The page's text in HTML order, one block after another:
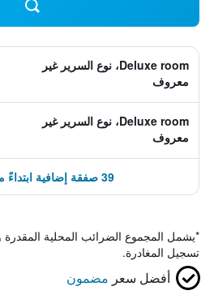
Deluxe room، نوع السرير غير
معروف
Deluxe room، نوع السرير غير
معروف
39 صفقة إضافية ابتداءً من 315 ﷼
*يشمل المجموع الضرائب المحلية
تسجيل المغادرة.
أفضل سعر مضمون